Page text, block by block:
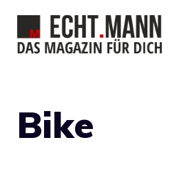
Inhalt
springen
Bike